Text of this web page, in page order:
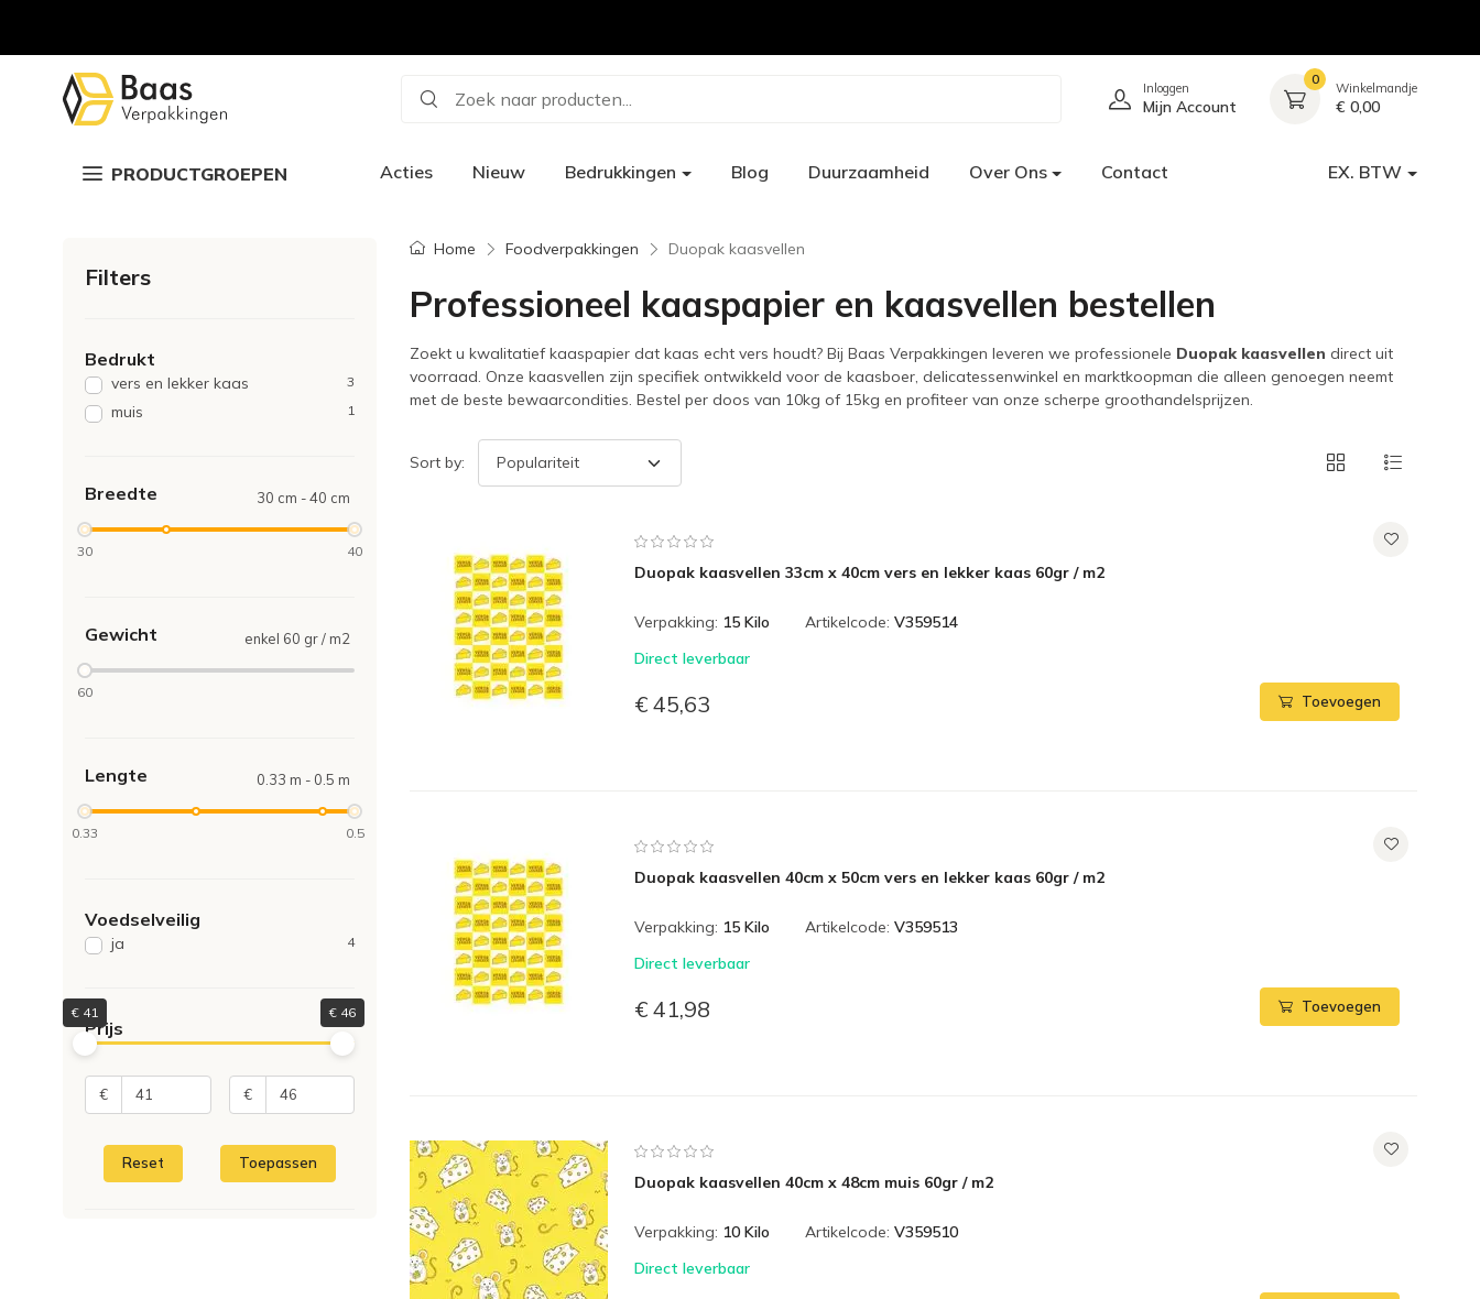
Zoek naar producten... Inloggen
Mijn Account
0
Winkelmandje
€ 0,00
PRODUCTGROEPEN Acties Nieuw Bedrukkingen Blog Duurzaamheid Over Ons Contact EX. BTW
Filters
Bedrukt
vers en lekker kaas 3
muis 1
Breedte 30 cm - 40 cm
30 40
Gewicht enkel 60 gr / m2
60
Lengte 0.33 m - 0.5 m
0.33 0.5
Voedselveilig
ja 4
Prijs
€ 41 € 46
€ €
Reset Toepassen
Home Foodverpakkingen Duopak kaasvellen
Professioneel kaaspapier en kaasvellen bestellen
Zoekt u kwalitatief kaaspapier dat kaas echt vers houdt? Bij Baas Verpakkingen leveren we professionele Duopak kaasvellen direct uit
voorraad. Onze kaasvellen zijn specifiek ontwikkeld voor de kaasboer, delicatessenwinkel en marktkoopman die alleen genoegen neemt
met de beste bewaarcondities. Bestel per doos van 10kg of 15kg en profiteer van onze scherpe groothandelsprijzen.
Sort by:
Duopak kaasvellen 33cm x 40cm vers en lekker kaas 60gr / m2
Verpakking: 15 Kilo Artikelcode: V359514
Direct leverbaar
€ 45,63 Toevoegen
Duopak kaasvellen 40cm x 50cm vers en lekker kaas 60gr / m2
Verpakking: 15 Kilo Artikelcode: V359513
Direct leverbaar
€ 41,98 Toevoegen
Duopak kaasvellen 40cm x 48cm muis 60gr / m2
Verpakking: 10 Kilo Artikelcode: V359510
Direct leverbaar